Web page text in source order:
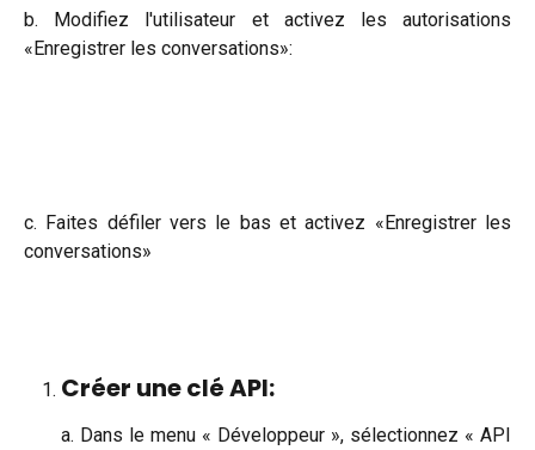
b. Modifiez l'utilisateur et activez les autorisations
«Enregistrer les conversations»:
c. Faites défiler vers le bas et activez «Enregistrer les
conversations»
Créer une clé API:
a. Dans le menu « Développeur », sélectionnez « API